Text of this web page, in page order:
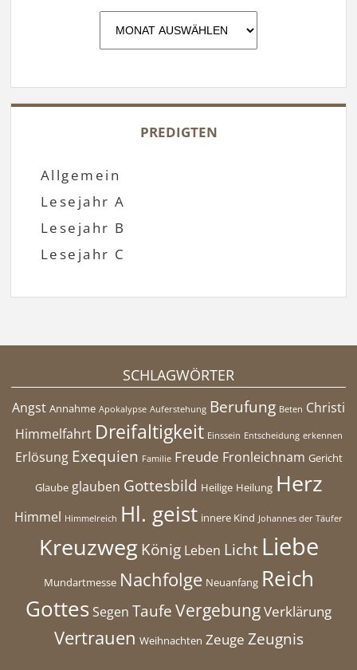
Archiv
PREDIGTEN
Allgemein
Lesejahr A
Lesejahr B
Lesejahr C
SCHLAGWÖRTER
Angst Annahme Apokalypse Auferstehung Berufung Beten Christi
Himmelfahrt Dreifaltigkeit Einssein Entscheidung erkennen
Erlösung Exequien Familie Freude Fronleichnam Gericht
Glaube glauben Gottesbild Heilige Heilung Herz
Himmel Himmelreich Hl. geist innere Kind Johannes der Täufer
Kreuzweg König Leben Licht Liebe
Mundartmesse Nachfolge Neuanfang Reich
Gottes Segen TaufeVergebungVerklärung
Vertrauen Weihnachten Zeuge Zeugnis